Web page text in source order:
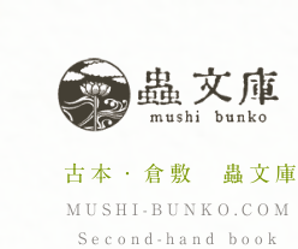
古本・倉敷 蟲文庫
MUSHI-BUNKO.COM
Second-hand book